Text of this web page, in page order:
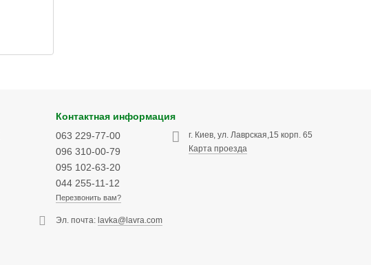
Контактная информация
063 229-77-00
096 310-00-79
095 102-63-20
044 255-11-12
Перезвонить вам?
г. Киев, ул. Лаврская,15 корп. 65
Карта проезда
Эл. почта: lavka@lavra.com